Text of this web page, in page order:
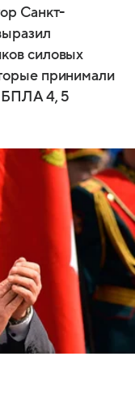
Санкт-
силовых
принимали
БПЛА 4, 5